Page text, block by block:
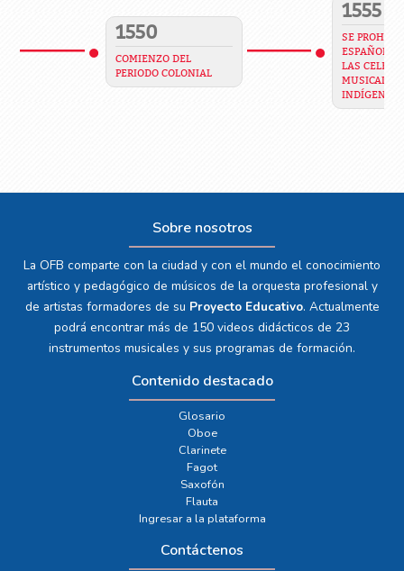
1550
COMIENZO DEL
PERIODO COLONIAL
1555
SE PROHIBE
LAS
MUSICALES
INDÍGENAS
Sobre nosotros
La OFB comparte con la ciudad y con el mundo el conocimiento
artístico y pedagógico de músicos de la orquesta profesional y
de artistas formadores de su Proyecto Educativo. Actualmente
podrá encontrar más de 150 videos didácticos de 23
instrumentos musicales y sus programas de formación.
Contenido destacado
Glosario
Oboe
Clarinete
Fagot
Saxofón
Flauta
Ingresar a la plataforma
Contáctenos